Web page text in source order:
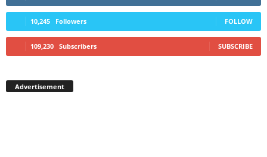
10,245 Followers FOLLOW
109,230 Subscribers SUBSCRIBE
Advertisement